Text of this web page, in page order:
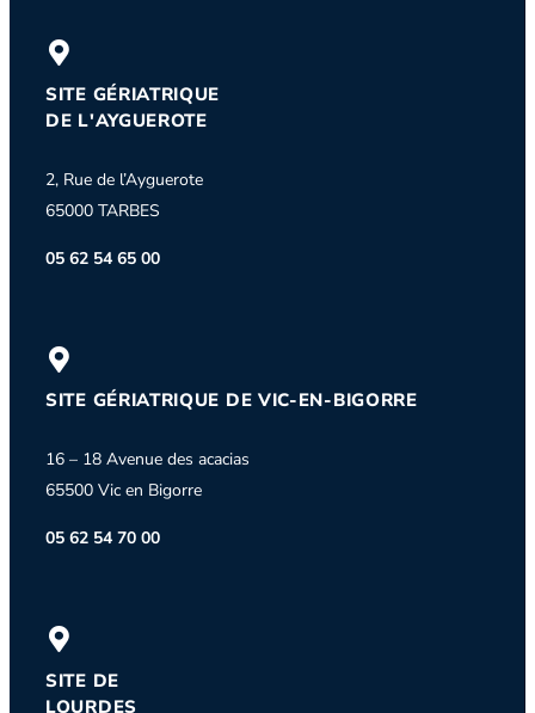
SITE GÉRIATRIQUE
DE L'AYGUEROTE
2, Rue de l’Ayguerote
65000 TARBES
05 62 54 65 00
SITE GÉRIATRIQUE DE VIC-EN-BIGORRE
16 – 18 Avenue des acacias
65500 Vic en Bigorre
05 62 54 70 00
SITE DE
LOURDES